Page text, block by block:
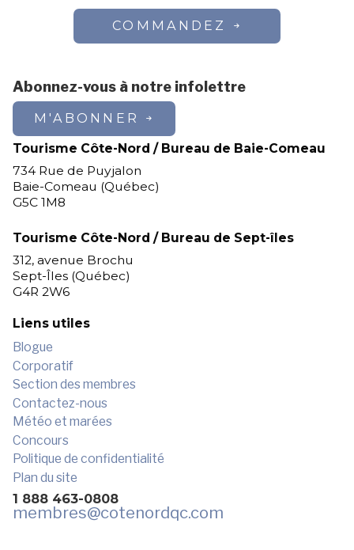
COMMANDEZ
Abonnez-vous à notre infolettre
M'ABONNER
Tourisme Côte-Nord / Bureau de Baie-Comeau
734 Rue de Puyjalon
Baie-Comeau (Québec)
G5C 1M8
Tourisme Côte-Nord / Bureau de Sept-îles
312, avenue Brochu
Sept-Îles (Québec)
G4R 2W6
Liens utiles
Blogue
Corporatif
Section des membres
Contactez-nous
Météo et marées
Concours
Politique de confidentialité
Plan du site
1 888 463-0808
membres@cotenordqc.com